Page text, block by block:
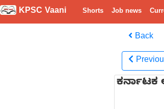
KPSC Vaani Shorts Job news
Back